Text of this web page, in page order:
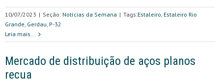
10/07/2023 | Seção: Notícias da Semana | Tags:Estaleiro, Estaleiro Rio
Grande, Gerdau, P-32
Leia mais...
Mercado de distribuição de aços planos
recua